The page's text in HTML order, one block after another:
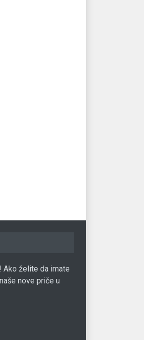
želite da imate
nove priče u